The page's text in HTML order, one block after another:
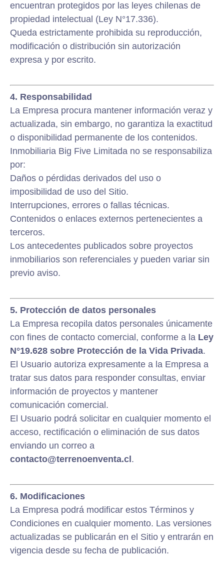
encuentran protegidos por las leyes chilenas de
propiedad intelectual (Ley N°17.336).
Queda estrictamente prohibida su reproducción,
modificación o distribución sin autorización
expresa y por escrito.
4. Responsabilidad
La Empresa procura mantener información veraz y
actualizada, sin embargo, no garantiza la exactitud
o disponibilidad permanente de los contenidos.
Inmobiliaria Big Five Limitada no se responsabiliza
por:
Daños o pérdidas derivados del uso o
imposibilidad de uso del Sitio.
Interrupciones, errores o fallas técnicas.
Contenidos o enlaces externos pertenecientes a
terceros.
Los antecedentes publicados sobre proyectos
inmobiliarios son referenciales y pueden variar sin
previo aviso.
5. Protección de datos personales
La Empresa recopila datos personales únicamente
con fines de contacto comercial, conforme a la Ley
N°19.628 sobre Protección de la Vida Privada.
El Usuario autoriza expresamente a la Empresa a
tratar sus datos para responder consultas, enviar
información de proyectos y mantener
comunicación comercial.
El Usuario podrá solicitar en cualquier momento el
acceso, rectificación o eliminación de sus datos
enviando un correo a
contacto@terrenoenventa.cl .
6. Modificaciones
La Empresa podrá modificar estos Términos y
Condiciones en cualquier momento. Las versiones
actualizadas se publicarán en el Sitio y entrarán en
vigencia desde su fecha de publicación.